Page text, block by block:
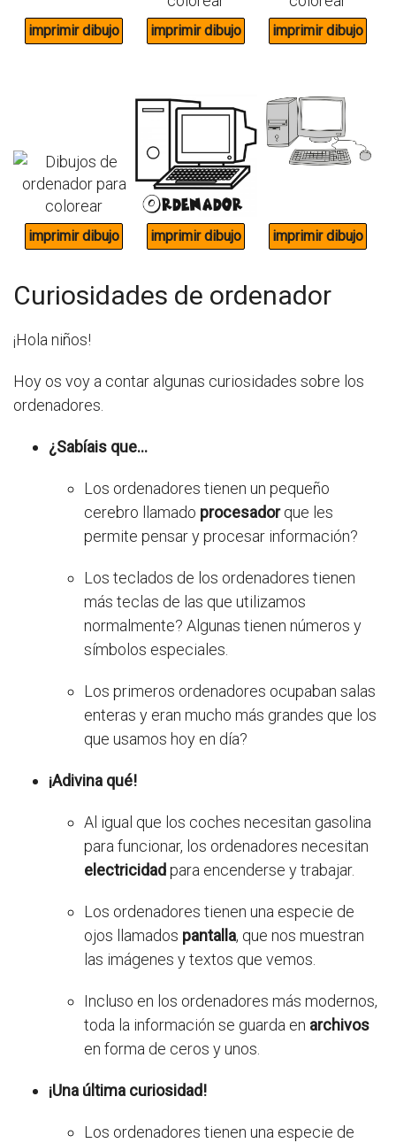
Curiosidades de ordenador
¡Hola niños!
Hoy os voy a contar algunas curiosidades sobre los
ordenadores.
¿Sabíais que...
Los ordenadores tienen un pequeño
cerebro llamado procesadorque les
permite pensar y procesar información?
Los teclados de los ordenadores tienen
más teclas de las que utilizamos
normalmente? Algunas tienen números y
símbolos especiales.
Los primeros ordenadores ocupaban salas
enteras y eran mucho más grandes que los
que usamos hoy en día?
¡Adivina qué!
Al igual que los coches necesitan gasolina
para funcionar, los ordenadores necesitan
electricidadpara encenderse y trabajar.
Los ordenadores tienen una especie de
ojos llamados pantalla, que nos muestran
las imágenes y textos que vemos.
Incluso en los ordenadores más modernos,
toda la información se guarda en archivos
en forma de ceros y unos.
¡Una última curiosidad!
Los ordenadores tienen una especie de